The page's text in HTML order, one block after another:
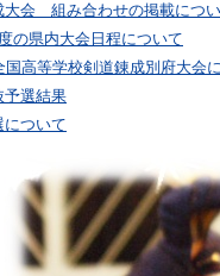
大会 組み合わせの掲載につ
の県内大会日程について
国高等学校剣道錬成別府大会
予選結果
について